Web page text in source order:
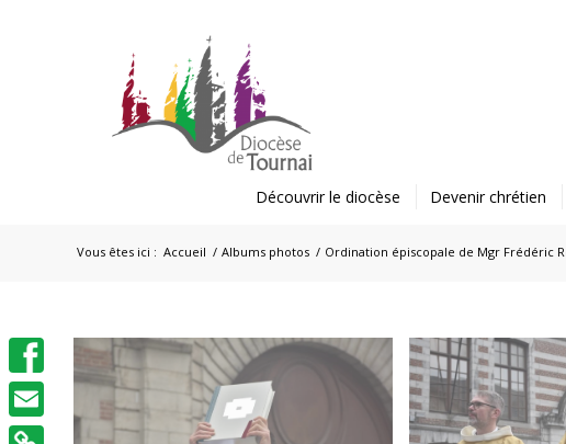
Vous êtes ici : Accueil / Albums photos / Ordination épiscopale de Mgr Frédéric
Découvrir le diocèse Devenir chrétien
Facebook
Email